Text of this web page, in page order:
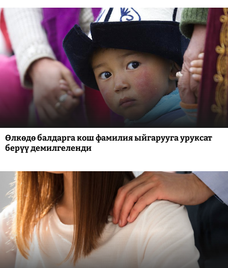
Өлкөдө балдарга кош фамилия ыйгарууга уруксат
берүү демилгеленди